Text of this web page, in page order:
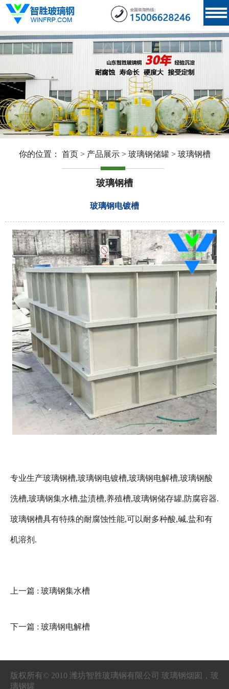
你的位置： 首页> 产品展示> 玻璃钢储罐> 玻璃钢槽
玻璃钢槽
玻璃钢电镀槽
专业生产玻璃钢槽,玻璃钢电镀槽,玻璃钢电解槽,玻璃钢酸
洗槽,玻璃钢集水槽,盐渍槽,养殖槽,玻璃钢储存罐,防腐容器.
玻璃钢槽具有特殊的耐腐蚀性能,可以耐多种酸,碱,盐和有
机溶剂.
上一篇 : 玻璃钢集水槽
下一篇 : 玻璃钢电解槽
版权所有© 2010 潍坊智胜玻璃钢有限公司 玻璃钢烟囱，玻
璃钢罐